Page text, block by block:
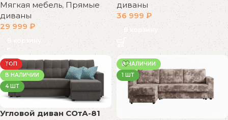
Мягкая мебель,Прямые
диваны
29 999₽
В корзину
диваны
36 999₽
В корзину
ТОП
В НАЛИЧИИ
4 ШТ
Угловой диван СОтА-81
В НАЛИЧИИ
1 ШТ